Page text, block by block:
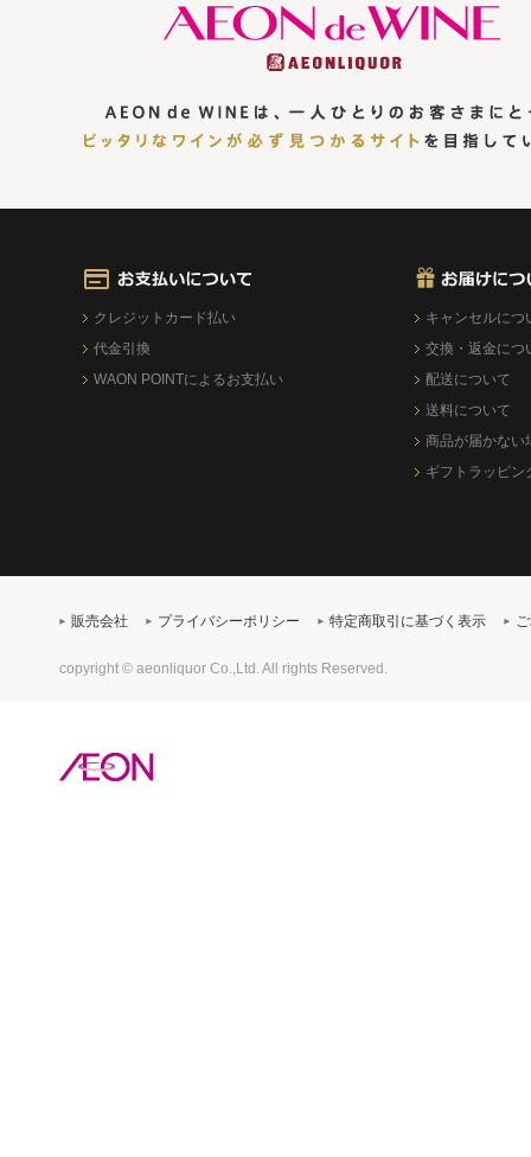
クレジットカード払い
代金引換
WAON POINTによるお支払い
キャンセルにつ
交換・返金につ
配送について
送料について
商品が届かない
ギフトラッピン
販売会社 プライバシーポリシー 特定商取引に基づく表示
copyright © aeonliquor Co.,Ltd. All rights Reserved.